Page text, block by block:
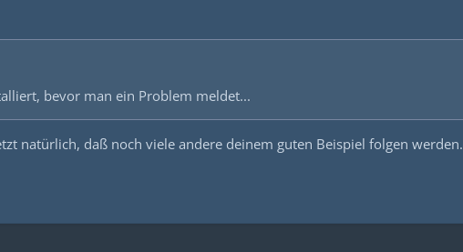
bevor man ein Problem meldet...
natürlich, daß noch viele andere deinem guten Beispiel folgen werden.